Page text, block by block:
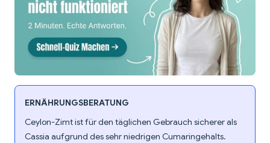
ERNÄHRUNGSBERATUNG
Ceylon-Zimt ist für den täglichen Gebrauch sicherer als
Cassia aufgrund des sehr niedrigen Cumaringehalts.